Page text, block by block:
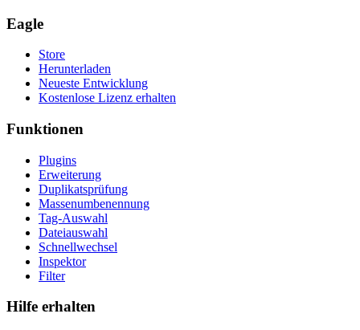
Eagle
Store
Herunterladen
Neueste Entwicklung
Kostenlose Lizenz erhalten
Funktionen
Plugins
Erweiterung
Duplikatsprüfung
Massenumbenennung
Tag-Auswahl
Dateiauswahl
Schnellwechsel
Inspektor
Filter
Hilfe erhalten